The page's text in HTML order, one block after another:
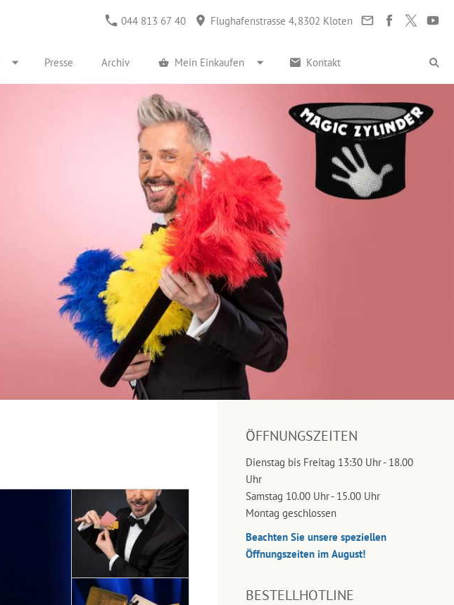
044 813 67 40 Flughafenstrasse 4, 8302 Kloten
Presse Archiv Mein Einkaufen Kontakt
ÖFFNUNGSZEITEN
Dienstag bis Freitag 13:30 Uhr - 18.00
Uhr
Samstag 10.00 Uhr - 15.00 Uhr
Montag geschlossen
Beachten Sie unsere speziellen
Öffnungszeiten im August!
BESTELLHOTLINE